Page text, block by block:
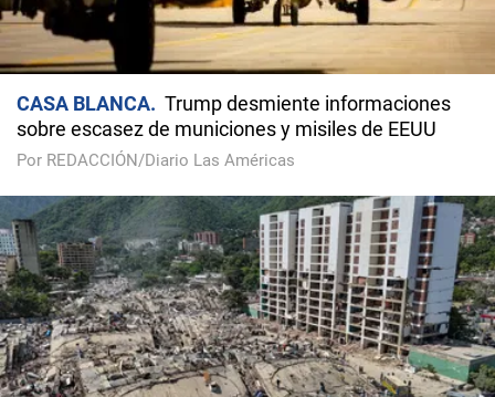
CASA BLANCA
Trump desmiente informaciones
sobre escasez de municiones y misiles de EEUU
Por REDACCIÓN/Diario Las Américas